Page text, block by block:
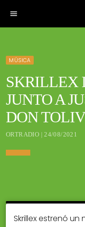
menu
MÚSICA
SKRILLEX
JUNTO A
DON
ORTRADIO | 24/08/2021
Skrillex estrenó un